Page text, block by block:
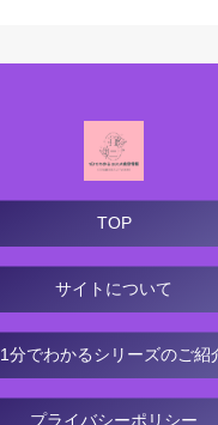
TOP
サイトについて
1分でわかるシリーズのご紹
プライバシーポリシー